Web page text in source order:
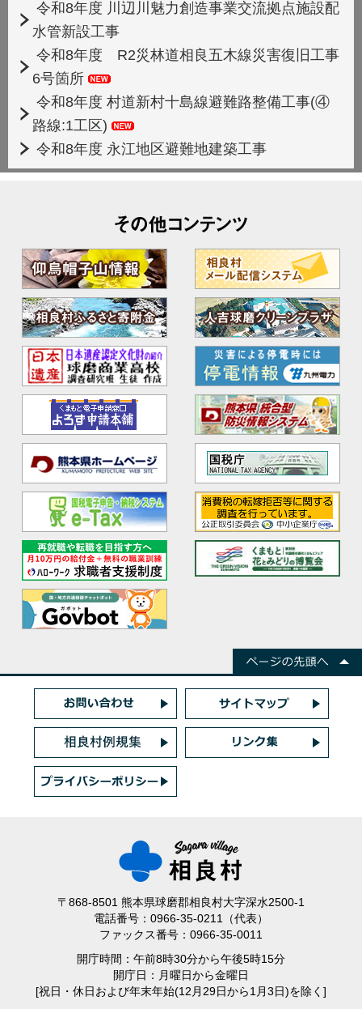
令和8年度 川辺川魅力創造事業交流拠点施設配
水管新設工事
令和8年度 R2災林道相良五木線災害復旧工事
6号箇所
令和8年度 村道新村十島線避難路整備工事(④
路線:1工区)
令和8年度 永江地区避難地建築工事
〒868-8501 熊本県球磨郡相良村大字深水2500-1
電話番号：0966-35-0211（代表）
ファックス番号：0966-35-0011
開庁時間：午前8時30分から午後5時15分
開庁日：月曜日から金曜日
[祝日・休日および年末年始(12月29日から1月3日)を除く]